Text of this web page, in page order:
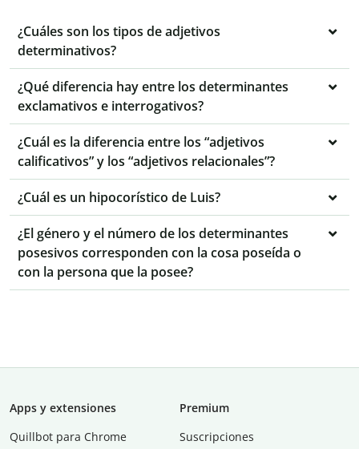
¿Cuáles son los tipos de adjetivos
determinativos?
¿Qué diferencia hay entre los determinantes
exclamativos e interrogativos?
¿Cuál es la diferencia entre los “adjetivos
calificativos” y los “adjetivos relacionales”?
¿Cuál es un hipocorístico de Luis?
¿El género y el número de los determinantes
posesivos corresponden con la cosa poseída o
con la persona que la posee?
Apps y extensiones
Quillbot para Chrome
Premium
Suscripciones